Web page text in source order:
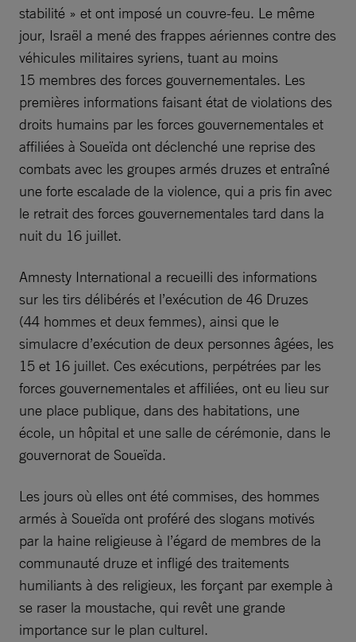
stabilité » et ont imposé un couvre-feu. Le même
jour, Israël a mené des frappes aériennes contre des
véhicules militaires syriens, tuant au moins
15 membres des forces gouvernementales. Les
premières informations faisant état de violations des
droits humains par les forces gouvernementales et
affiliées à Soueïda ont déclenché une reprise des
combats avec les groupes armés druzes et entraîné
une forte escalade de la violence, qui a pris fin avec
le retrait des forces gouvernementales tard dans la
nuit du 16 juillet.
Amnesty International a recueilli des informations
sur les tirs délibérés et l’exécution de 46 Druzes
(44 hommes et deux femmes), ainsi que le
simulacre d’exécution de deux personnes âgées, les
15 et 16 juillet. Ces exécutions, perpétrées par les
forces gouvernementales et affiliées, ont eu lieu sur
une place publique, dans des habitations, une
école, un hôpital et une salle de cérémonie, dans le
gouvernorat de Soueïda.
Les jours où elles ont été commises, des hommes
armés à Soueïda ont proféré des slogans motivés
par la haine religieuse à l’égard de membres de la
communauté druze et infligé des traitements
humiliants à des religieux, les forçant par exemple à
se raser la moustache, qui revêt une grande
importance sur le plan culturel.